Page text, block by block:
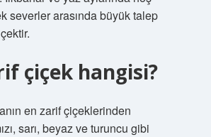
severler arasında büyük talep
çiçek hangisi?
en zarif çiçeklerinden
sarı, beyaz ve turuncu gibi